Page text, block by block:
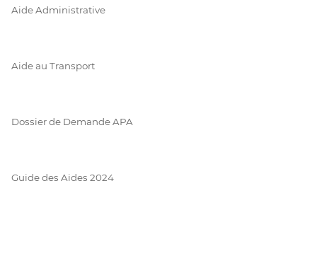
Aide Administrative
Aide au Transport
Dossier de Demande APA
Guide des Aides 2024